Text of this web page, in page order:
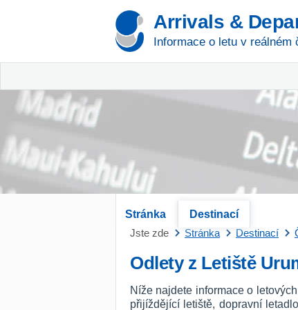
Arrivals &
Informace o letu v reálném
Stránka
Destinací
Jste zde
Stránka Destinací
Odlety z Letiště
Níže najdete informace o
přijíždějící letiště, dopravní